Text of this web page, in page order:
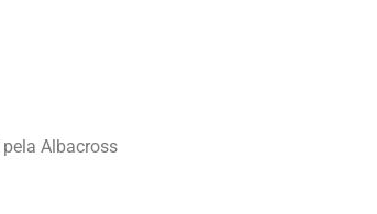
Albacross